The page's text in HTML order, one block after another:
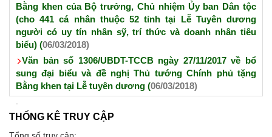
Bằng khen của Bộ trưởng, Chủ nhiệm Ủy ban Dân tộc
(cho 441 cá nhân thuộc 52 tỉnh tại Lễ Tuyên dương
người có uy tín nhân sỹ, trí thức và doanh nhân tiêu
biểu) (06/03/2018)
Văn bản số 1306/UBDT-TCCB ngày 27/11/2017 về bổ
sung đại biểu và đề nghị Thủ tướng Chính phủ tặng
Bằng khen tại Lễ tuyên dương (06/03/2018)
THỐNG KÊ TRUY CẬP